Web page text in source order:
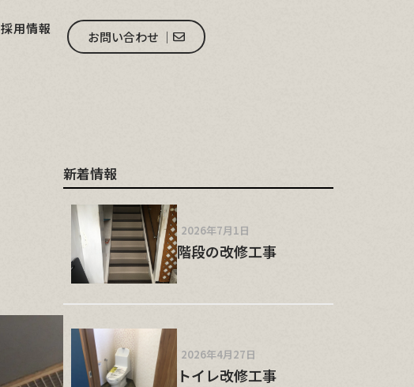
採用情報
お問い合わせ │
新着情報
2026年7月1日
階段の改修工事
2026年4月27日
トイレ改修工事